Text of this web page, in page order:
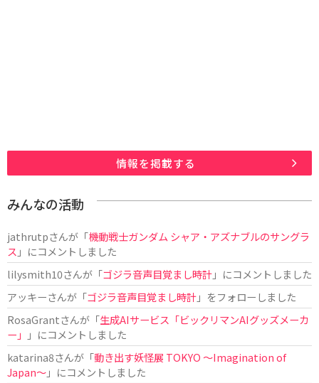
情報を掲載する
みんなの活動
jathrutpさんが「機動戦士ガンダム シャア・アズナブルのサングラ
ス 」にコメントしました
lilysmith10さんが「ゴジラ音声目覚まし時計」にコメントしました
アッキーさんが「ゴジラ音声目覚まし時計」をフォローしました
RosaGrantさんが「生成AIサービス「ビックリマンAIグッズメーカ
ー」
」にコメントしました
katarina8さんが「動き出す妖怪展 TOKYO 〜Imagination of
Japan〜」にコメントしました